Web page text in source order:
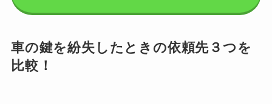
車の鍵を紛失したときの依頼先３つを
比較！